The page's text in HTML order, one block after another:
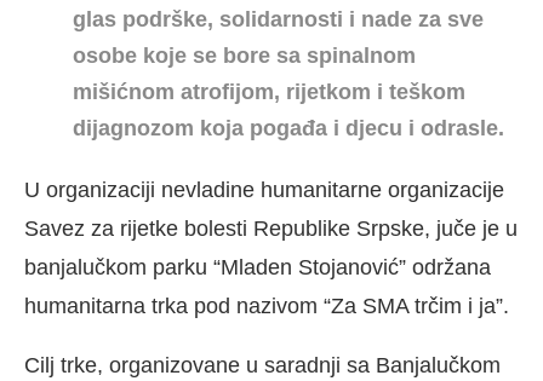
glas podrške, solidarnosti i nade za sve
osobe koje se bore sa spinalnom
mišićnom atrofijom, rijetkom i teškom
dijagnozom koja pogađa i djecu i odrasle.
U organizaciji nevladine humanitarne organizacije
Savez za rijetke bolesti Republike Srpske, juče je u
banjalučkom parku “Mladen Stojanović” održana
humanitarna trka pod nazivom “Za SMA trčim i ja”.
Cilj trke, organizovane u saradnji sa Banjalučkom